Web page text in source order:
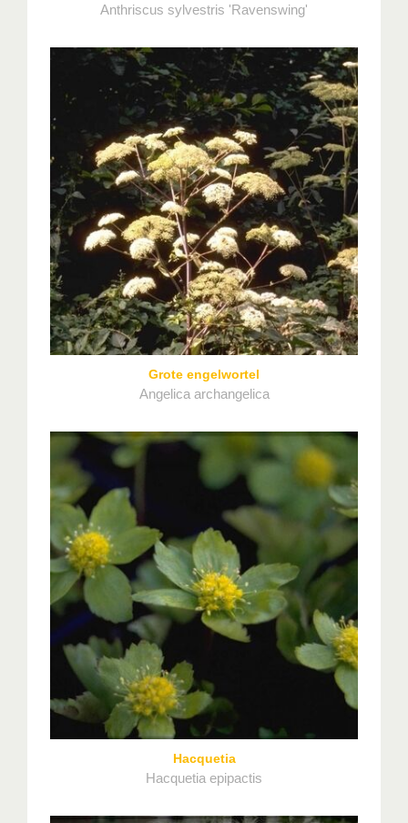
Anthriscus sylvestris 'Ravenswing'
Grote engelwortel
Angelica archangelica
Hacquetia
Hacquetia epipactis